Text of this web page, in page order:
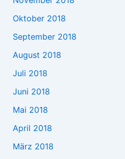
Oktober 2018
September 2018
August 2018
Juli 2018
Juni 2018
Mai 2018
April 2018
März 2018